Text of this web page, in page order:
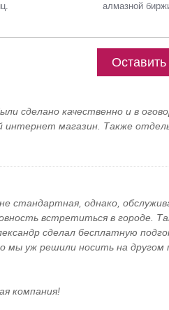
алмазной
Оставить
сделано качественно и в
интернет магазин. Также
стандартная, однако,
встретиться в городе.
сделал бесплатную
мы уж решили носить на другом
компания!